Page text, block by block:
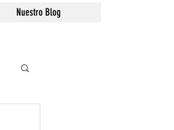
Nuestro Blog